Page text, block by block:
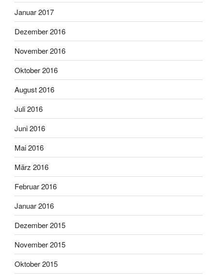
Januar 2017
Dezember 2016
November 2016
Oktober 2016
August 2016
Juli 2016
Juni 2016
Mai 2016
März 2016
Februar 2016
Januar 2016
Dezember 2015
November 2015
Oktober 2015